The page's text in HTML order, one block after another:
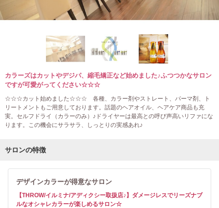
カラーズはカットやデジパ、縮毛矯正など始めました♪ふつつかなサロン
ですが可愛がってください☆☆☆
☆☆☆カット始めました☆☆☆ 各種、カラー剤やストレート、パーマ剤、ト
リートメントもご用意しております。話題のヘアオイル、ヘアケア商品も充
実。セルフドライ（カラーのみ）♪ドライヤーは最高との呼び声高いリファにな
ります。この機会にサラサラ、しっとりの実感あれ♪
サロンの特徴
デザインカラーが得意なサロン
【THROW/イルミナ/アディクシー取扱店♪】ダメージレスでリーズナブ
ルなオシャレカラーが楽しめるサロン☆